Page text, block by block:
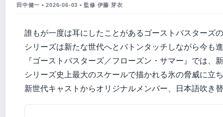
田中健一 • 2026-06-03 • 監修 伊藤 芽衣
誰もが一度は耳にしたことがあるゴーストバスターズ
シリーズは新たな世代へとバトンタッチしながら今
『ゴーストバスターズ／フローズン・サマー』では、
シリーズ史上最大のスケールで描かれる氷の脅威に立
新世代キャストからオリジナルメンバー、日本語吹き